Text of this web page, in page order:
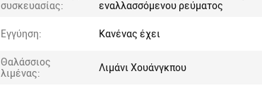
συσκευασίας:
εναλλασσόμενου ρεύματος
Εγγύηση: Κανένας έχει
Θαλάσσιος
λιμένας:
Λιμάνι Χουάνγκπου